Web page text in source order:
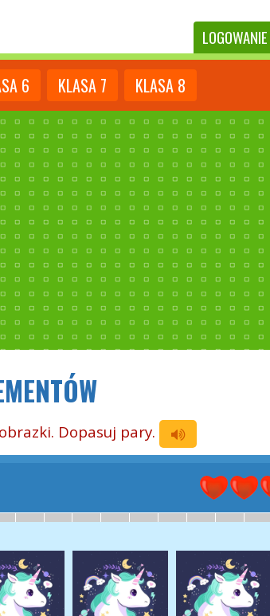
LOGOWANIE
6 KLASA 7 KLASA 8
Dopasuj pary.